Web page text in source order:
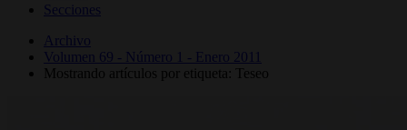
Secciones
Archivo
Volumen 69 - Número 1 - Enero 2011
Mostrando artículos por etiqueta: Teseo